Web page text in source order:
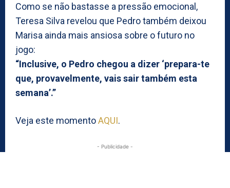
Como se não bastasse a pressão emocional,
Teresa Silva revelou que Pedro também deixou
Marisa ainda mais ansiosa sobre o futuro no
jogo:
“Inclusive, o Pedro chegou a dizer ‘prepara-te
que, provavelmente, vais sair também esta
semana’.”
Veja este momentoAQUI.
- Publicidade -